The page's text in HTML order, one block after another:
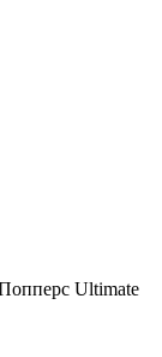
Ultimate